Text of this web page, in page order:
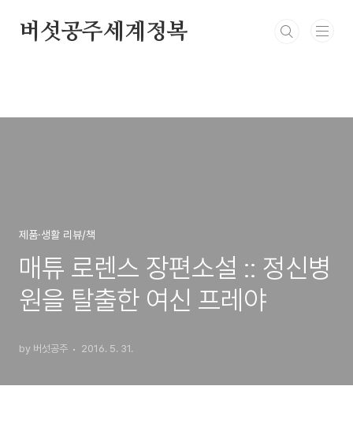
버섯공주세계정복
제품·생활 리뷰/책
매튜 로렌스 장편소설 :: 정신병
원을 탈출한 여신 프레야
by 버섯공주 2016. 5. 31.